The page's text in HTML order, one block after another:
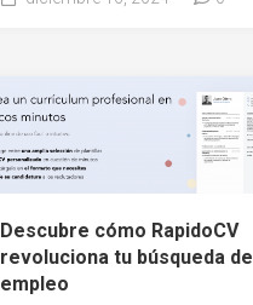
Descubre cómo RapidoCV
revoluciona tu búsqueda de
empleo